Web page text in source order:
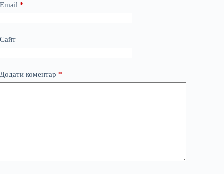
Email *
Сайт
Додати коментар *